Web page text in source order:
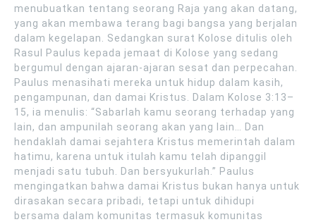
menubuatkan tentang seorang Raja yang akan datang,
yang akan membawa terang bagi bangsa yang berjalan
dalam kegelapan. Sedangkan surat Kolose ditulis oleh
Rasul Paulus kepada jemaat di Kolose yang sedang
bergumul dengan ajaran-ajaran sesat dan perpecahan.
Paulus menasihati mereka untuk hidup dalam kasih,
pengampunan, dan damai Kristus. Dalam Kolose 3:13–
15, ia menulis: “Sabarlah kamu seorang terhadap yang
lain, dan ampunilah seorang akan yang lain… Dan
hendaklah damai sejahtera Kristus memerintah dalam
hatimu, karena untuk itulah kamu telah dipanggil
menjadi satu tubuh. Dan bersyukurlah.” Paulus
mengingatkan bahwa damai Kristus bukan hanya untuk
dirasakan secara pribadi, tetapi untuk dihidupi
bersama dalam komunitas termasuk komunitas